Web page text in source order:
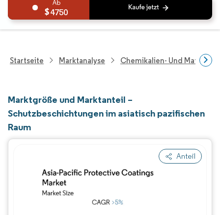
4750
Startseite Marktanalyse Chemikalien- Und
Marktgröße und Marktanteil –
Schutzbeschichtungen im asiatisch pazifischen
Raum
Anteil